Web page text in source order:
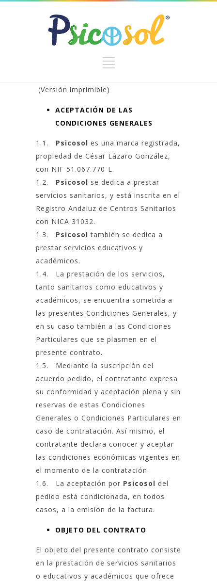
(Versión imprimible)
ACEPTACIÓN DE LAS
CONDICIONES GENERALES
1.1. Psicosol es una marca registrada,
propiedad de César Lázaro González,
con NIF 51.067.770-L.
1.2. Psicosol se dedica a prestar
servicios sanitarios, y está inscrita en el
Registro Andaluz de Centros Sanitarios
con NICA 31032.
1.3. Psicosoltambién se dedica a
prestar servicios educativos y
académicos.
1.4. La prestación de los servicios,
tanto sanitarios como educativos y
académicos, se encuentra sometida a
las presentes Condiciones Generales, y
en su caso también a las Condiciones
Particulares que se plasmen en el
presente contrato.
1.5. Mediante la suscripción del
acuerdo pedido, el contratante expresa
su conformidad y aceptación plena y sin
reservas de estas Condiciones
Generales o Condiciones Particulares en
caso de contratación. Así mismo, el
contratante declara conocer y aceptar
las condiciones económicas vigentes en
el momento de la contratación.
1.6. La aceptación por Psicosol del
pedido está condicionada, en todos
casos, a la emisión de la factura.
OBJETO DEL CONTRATO
El objeto del presente contrato consiste
en la prestación de servicios sanitarios
o educativos y académicos que ofrece